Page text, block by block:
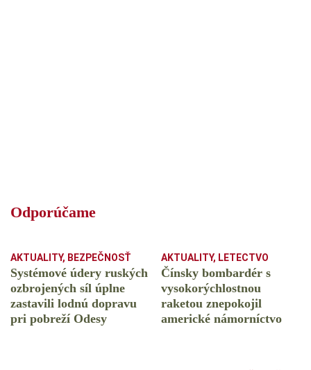
Odporúčame
AKTUALITY, BEZPEČNOSŤ
Systémové údery ruských
ozbrojených síl úplne
zastavili lodnú dopravu
pri pobreží Odesy
AKTUALITY, LETECTVO
Čínsky bombardér s
vysokorýchlostnou
raketou znepokojil
americké námorníctvo